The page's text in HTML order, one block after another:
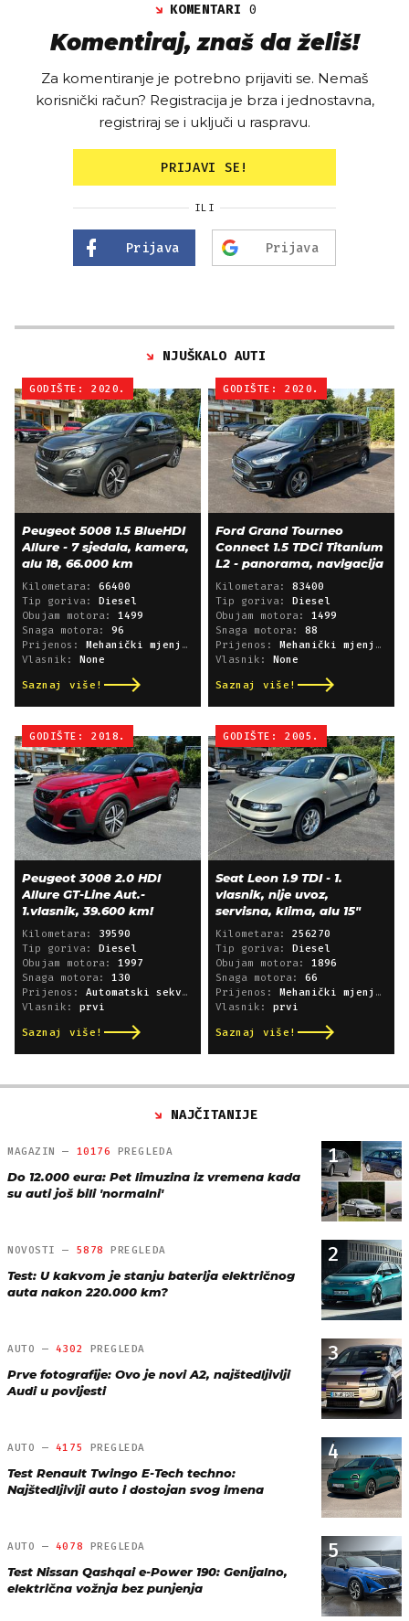
KOMENTARI0
Komentiraj, znaš da želiš!
Za komentiranje je potrebno prijaviti se. Nemaš
korisnički račun? Registracija je brza i jednostavna,
registriraj se i uključi u raspravu.
PRIJAVI SE!
ILI
Prijava Prijava
NJUŠKALO AUTI
GODIŠTE: 2020.
Peugeot 5008 1.5 BlueHDI
Allure - 7 sjedala, kamera,
alu 18, 66.000 km
Kilometara: 66400
Tip goriva: Diesel
Obujam motora: 1499
Snaga motora: 96
Prijenos: Mehanički mjenjač
Vlasnik: None
Saznaj više!
GODIŠTE: 2020.
Ford Grand Tourneo
Connect 1.5 TDCi Titanium
L2 - panorama, navigacija
Kilometara: 83400
Tip goriva: Diesel
Obujam motora: 1499
Snaga motora: 88
Prijenos: Mehanički mjenjač
Vlasnik: None
Saznaj više!
GODIŠTE: 2018.
Peugeot 3008 2.0 HDI
Allure GT-Line Aut.-
1.vlasnik, 39.600 km!
Kilometara: 39590
Tip goriva: Diesel
Obujam motora: 1997
Snaga motora: 130
Prijenos: Automatski sekvencijski
Vlasnik: prvi
Saznaj više!
GODIŠTE: 2005.
Seat Leon 1.9 TDI - 1.
vlasnik, nije uvoz,
servisna, klima, alu 15"
Kilometara: 256270
Tip goriva: Diesel
Obujam motora: 1896
Snaga motora: 66
Prijenos: Mehanički mjenjač
Vlasnik: prvi
Saznaj više!
NAJČITANIJE
1
MAGAZIN — 10176 PREGLEDA
Do 12.000 eura: Pet limuzina iz vremena kada
su auti još bili 'normalni'
2
NOVOSTI — 5878 PREGLEDA
Test: U kakvom je stanju baterija električnog
auta nakon 220.000 km?
3
AUTO — 4302 PREGLEDA
Prve fotografije: Ovo je novi A2, najštedljiviji
Audi u povijesti
4
AUTO — 4175 PREGLEDA
Test Renault Twingo E-Tech techno:
Najštedljiviji auto i dostojan svog imena
5
AUTO — 4078 PREGLEDA
Test Nissan Qashqai e-Power 190: Genijalno,
električna vožnja bez punjenja